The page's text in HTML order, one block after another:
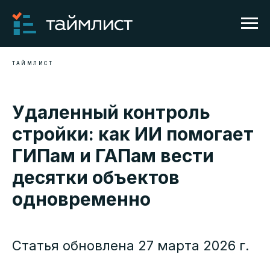
ТАЙМЛИСТ
Удаленный контроль
стройки: как ИИ помогает
ГИПам и ГАПам вести
десятки объектов
одновременно
Статья обновлена 27 марта 2026 г.